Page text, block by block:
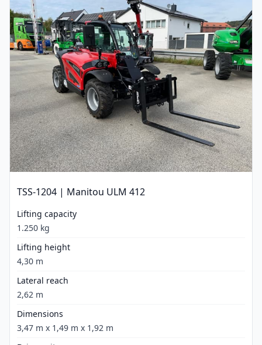
TSS-1204 | Manitou ULM 412
Lifting capacity
1.250 kg
Lifting height
4,30 m
Lateral reach
2,62 m
Dimensions
3,47 m x 1,49 m x 1,92 m